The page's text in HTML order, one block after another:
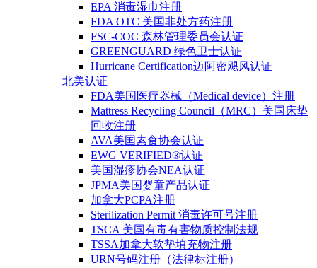
EPA 消毒湿巾注册
FDA OTC 美国非处方药注册
FSC-COC 森林管理委员会认证
GREENGUARD 绿色卫士认证
Hurricane Certification迈阿密飓风认证
北美认证
FDA美国医疗器械（Medical device）注册
Mattress Recycling Council（MRC）美国床垫
回收注册
AVA美国素食协会认证
EWG VERIFIED®认证
美国湿疹协会NEA认证
JPMA美国婴童产品认证
加拿大PCPA注册
Sterilization Permit 消毒许可号注册
TSCA 美国有毒有害物质控制法规
TSSA加拿大软垫填充物注册
URN号码注册（法律标注册）